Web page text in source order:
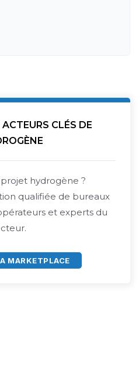
CLÉS DE
hydrogène ?
qualifiée de bureaux
et experts du
MARKETPLACE